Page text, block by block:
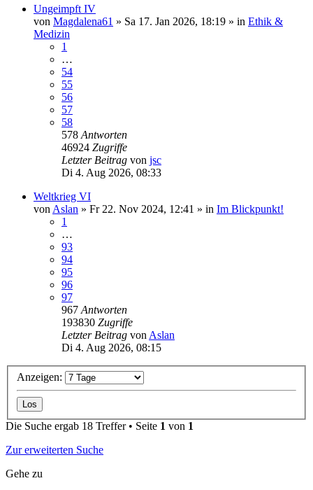
Ungeimpft IV
von Magdalena61 » Sa 17. Jan 2026, 18:19 » in Ethik &
Medizin
1
…
54
55
56
57
58
578 Antworten
46924 Zugriffe
Letzter Beitrag von jsc
Di 4. Aug 2026, 08:33
Weltkrieg VI
von Aslan » Fr 22. Nov 2024, 12:41 » in Im Blickpunkt!
1
…
93
94
95
96
97
967 Antworten
193830 Zugriffe
Letzter Beitrag von Aslan
Di 4. Aug 2026, 08:15
Anzeigen:
Die Suche ergab 18 Treffer • Seite 1 von 1
Zur erweiterten Suche
Gehe zu